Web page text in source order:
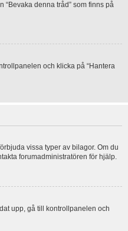
“Bevaka denna tråd” som finns på
och klicka på “Hantera
vissa typer av bilagor. Om du
forumadministratören för hjälp.
upp, gå till kontrollpanelen och